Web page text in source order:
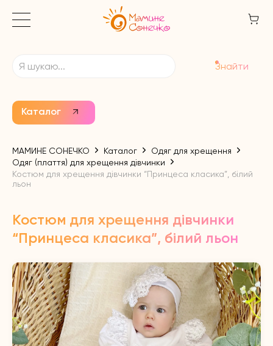
Каталог
Знайти
МАМИНЕ СОНЕЧКО Каталог
Одяг для хрещення
Одяг (плаття) для хрещення дівчинки
Костюм для хрещення дівчинки “Принцеса класика”, білий
льон
Костюм для хрещення дівчинки
“Принцеса класика”, білий льон